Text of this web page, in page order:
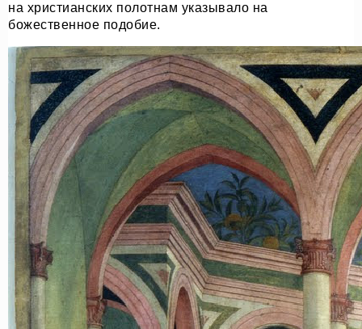
на христианских полотнам указывало на
божественное подобие.